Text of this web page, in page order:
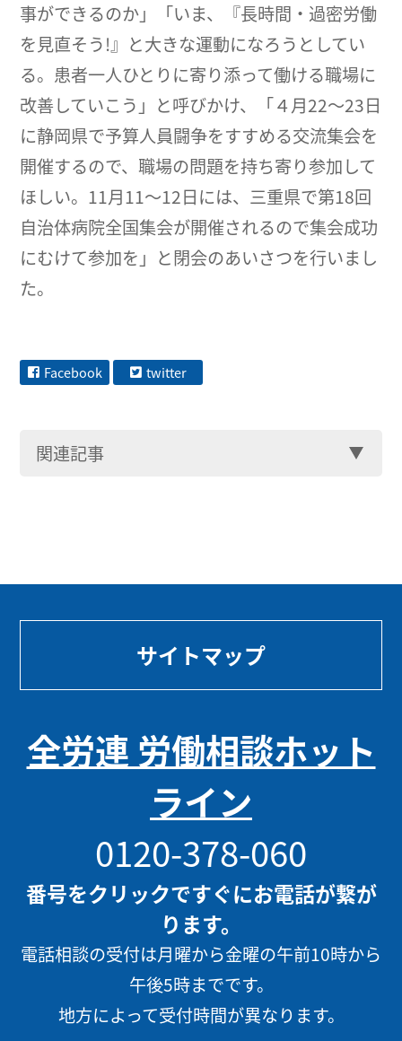
事ができるのか」「いま、『長時間・過密労働
を見直そう!』と大きな運動になろうとしてい
る。患者一人ひとりに寄り添って働ける職場に
改善していこう」と呼びかけ、「４月22～23日
に静岡県で予算人員闘争をすすめる交流集会を
開催するので、職場の問題を持ち寄り参加して
ほしい。11月11～12日には、三重県で第18回
自治体病院全国集会が開催されるので集会成功
にむけて参加を」と閉会のあいさつを行いまし
た。
Facebook twitter
関連記事
サイトマップ
全労連 労働相談ホット
ライン
0120-378-060
番号をクリックですぐにお電話が繋が
ります。
電話相談の受付は月曜から金曜の午前10時から
午後5時までです。
地方によって受付時間が異なります。